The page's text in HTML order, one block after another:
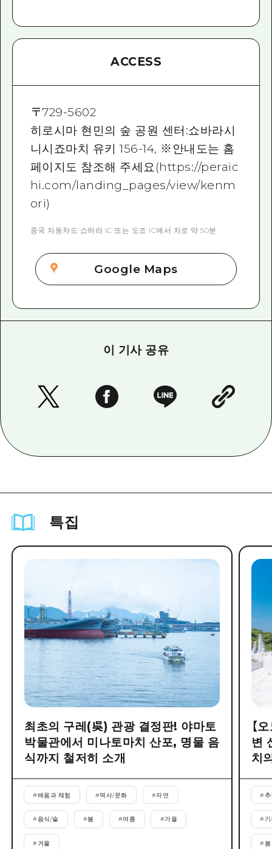
ACCESS
〒729-5602
히로시마 현민의 숲 공원 센터:쇼바라시
니시죠마치 유키 156-14, ※안내도는 홈
페이지도 참조해 주세요(https://peraic
hi.com/landing_pages/view/kenm
ori)
중국 자동차도 쇼하라 IC 또는 도조 IC에서 차로 약 50분
Google Maps
이 기사 공유
특집
최초의 구레(吳) 관광 결정판! 야마토
박물관에서 미나토마치 산포, 명물 음
식까지 철저히 소개
#배움과 체험 #역사/문화 #자연
#음식/술 #봄 #여름 #가을
# 겨울
【
변
치
#
#
#봄